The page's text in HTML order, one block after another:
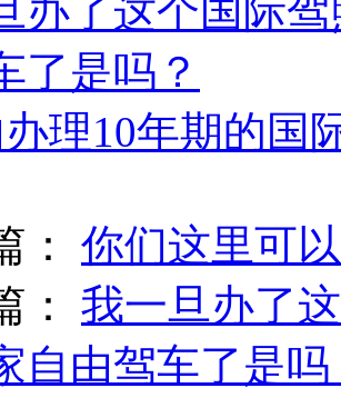
办了这个国际
了是吗？
理10年期的国
： 你们这里可
： 我一旦办了
自由驾车了是吗